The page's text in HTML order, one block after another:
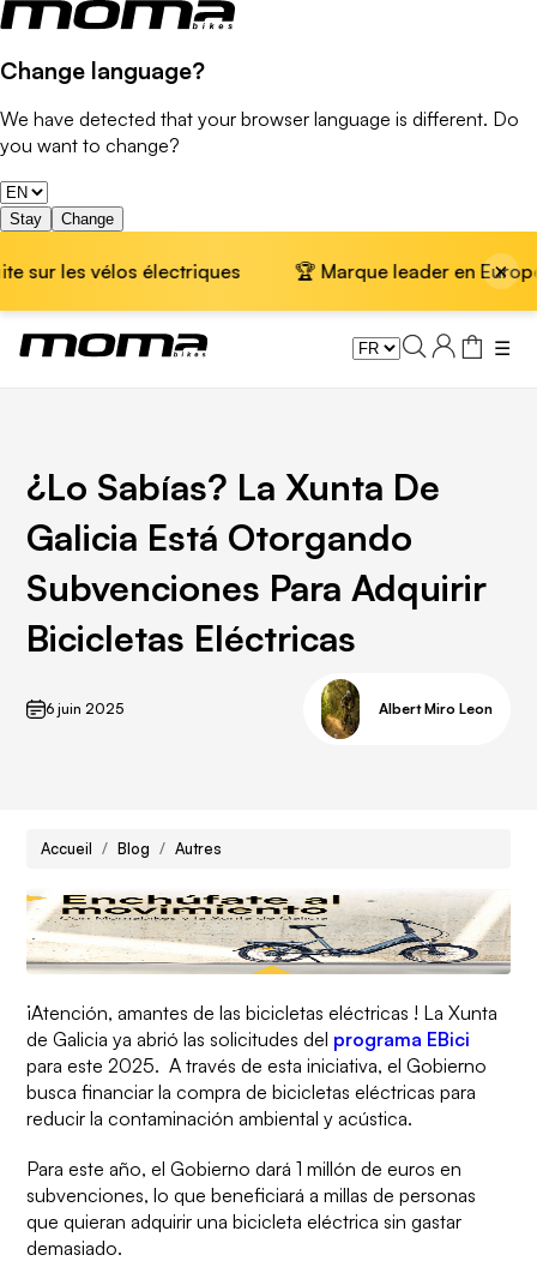
Change language?
We have detected that your browser language is different. Do
you want to change?
Stay Change
les vélos électriques 🏆 Marque leader en Europe
×
☰
¿Lo Sabías? La Xunta De
Galicia Está Otorgando
Subvenciones Para Adquirir
Bicicletas Eléctricas
6 juin 2025 Albert Miro Leon
Accueil Blog Autres
¡Atención, amantes de lasbicicletas eléctricas ! La Xunta
de Galiciaya abrió las solicitudes del programa EBici
para este 2025. A través de esta iniciativa, el Gobierno
busca financiar la compra de bicicletas eléctricas para
reducir la contaminación ambiental y acústica.
Para este año, el Gobiernodará 1 millón de euros en
subvenciones,lo que beneficiará a millas de personas
que quieran adquirir una bicicleta eléctrica sin gastar
demasiado.